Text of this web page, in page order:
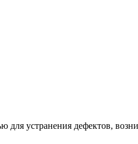
для устранения дефектов,